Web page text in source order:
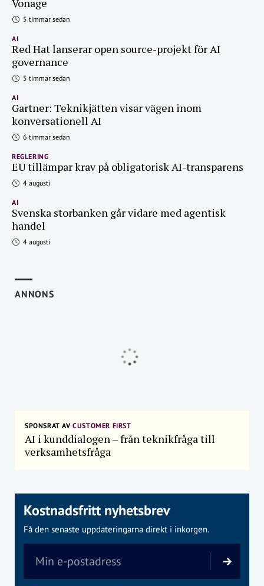
Vonage
5 timmar sedan
AI
Red Hat lanserar open source-projekt för AI
governance
5 timmar sedan
AI
Gartner: Teknikjätten visar vägen inom
konversationell AI
6 timmar sedan
REGLERING
EU tillämpar krav på obligatorisk AI-transparens
4 augusti
AI
Svenska storbanken går vidare med agentisk
handel
4 augusti
ANNONS
SPONSRAT AVCUSTOMER FIRST
AI i kunddialogen – från teknikfråga till
verksamhetsfråga
Kostnadsfritt nyhetsbrev
Få den senaste uppdateringarna direkt i inkorgen.